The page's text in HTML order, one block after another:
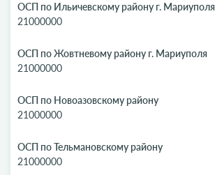
ОСП по Ильичевскому району г. Мариуполя
21000000
ОСП по Жовтневому району г. Мариуполя
21000000
ОСП по Новоазовскому району
21000000
ОСП по Тельмановскому району
21000000